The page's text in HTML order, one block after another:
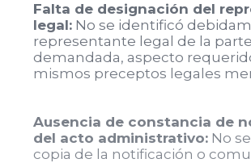
Falta de designación del
legal:No se identificó
representante legal de la parte
demandada, aspecto
mismos preceptos legales
Ausencia de constancia de
del acto administrativo:No
copia de la notificación o